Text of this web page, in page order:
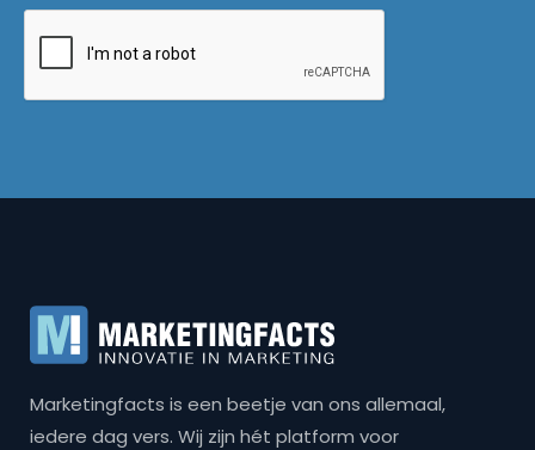
Marketingfacts is een beetje van ons allemaal,
iedere dag vers. Wij zijn hét platform voor